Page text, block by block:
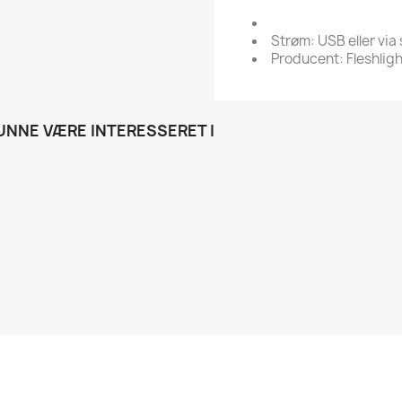
Strøm: USB eller
Producent:
VÆRE INTERESSERET I